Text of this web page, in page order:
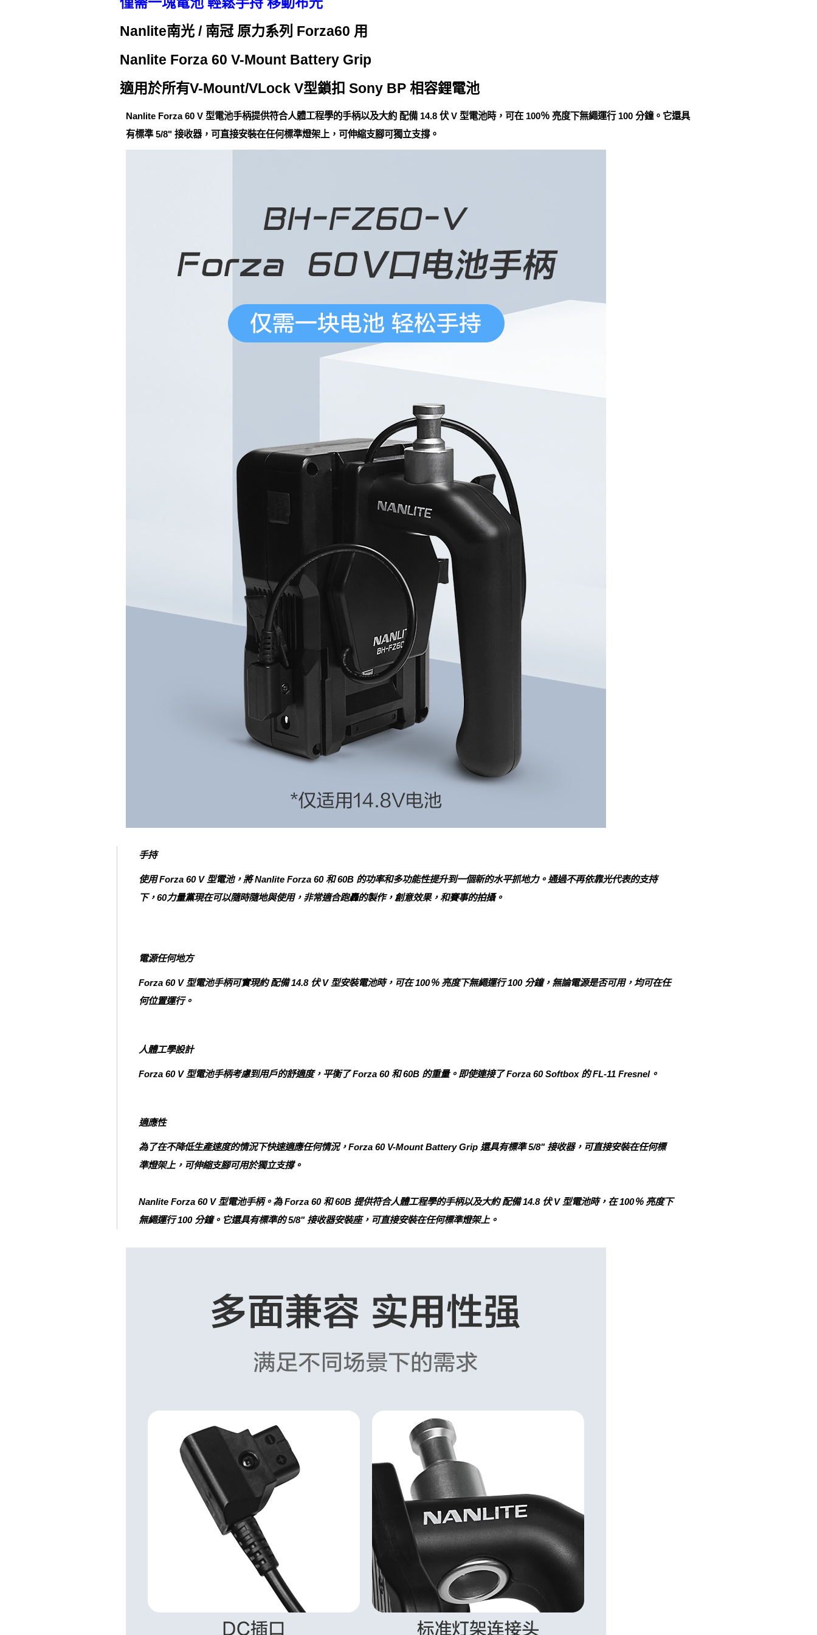
Nanlite南光 / 南冠 原力系列 Forza60 用
Nanlite Forza 60 V-Mount Battery Grip
適用於所有V-Mount/VLock V型鎖扣 Sony BP 相容鋰電池
Nanlite Forza 60 V 型電池手柄提供符合人體工程學的手柄以及大約 配備 14.8 伏 V 型電池時，可在 100％ 亮度下無繩運行 100 分鐘。它還具
有標準 5/8" 接收器，可直接安裝在任何標準燈架上，可伸縮支腳可獨立支撐。
手持
使用 Forza 60 V 型電池，將 Nanlite Forza 60 和 60B 的功率和多功能性提升到一個新的水平抓地力。通過不再依靠光代表的支持
下，60力量黨現在可以隨時隨地與使用，非常適合跑轟的製作，創意效果，和賽事的拍攝。
電源任何地方
Forza 60 V 型電池手柄可實現約 配備 14.8 伏 V 型安裝電池時，可在 100％ 亮度下無繩運行 100 分鐘，無論電源是否可用，均可在任
何位置運行。
人體工學設計
Forza 60 V 型電池手柄考慮到用戶的舒適度，平衡了 Forza 60 和 60B 的重量。即使連接了 Forza 60 Softbox 的 FL-11 Fresnel。
適應性
為了在不降低生產速度的情況下快速適應任何情況，Forza 60 V-Mount Battery Grip 還具有標準 5/8" 接收器，可直接安裝在任何標
準燈架上，可伸縮支腳可用於獨立支撐。
Nanlite Forza 60 V 型電池手柄。為 Forza 60 和 60B 提供符合人體工程學的手柄以及大約 配備 14.8 伏 V 型電池時，在 100％ 亮度下
無繩運行 100 分鐘。它還具有標準的 5/8" 接收器安裝座，可直接安裝在任何標準燈架上。